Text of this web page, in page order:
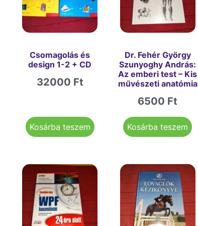
Csomagolás és
design 1-2 + CD
32000 Ft
Kosárba teszem
Dr. Fehér György
Szunyoghy András:
Az emberi test – Kis
művészeti anatómia
6500 Ft
Kosárba teszem